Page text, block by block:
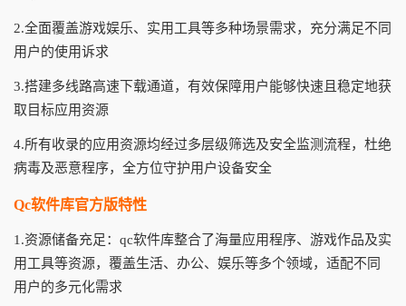
2.全面覆盖游戏娱乐、实用工具等多种场景需求，充分满足不同
用户的使用诉求
3.搭建多线路高速下载通道，有效保障用户能够快速且稳定地获
取目标应用资源
4.所有收录的应用资源均经过多层级筛选及安全监测流程，杜绝
病毒及恶意程序，全方位守护用户设备安全
Qc软件库官方版特性
1.资源储备充足：qc软件库整合了海量应用程序、游戏作品及实
用工具等资源，覆盖生活、办公、娱乐等多个领域，适配不同
用户的多元化需求